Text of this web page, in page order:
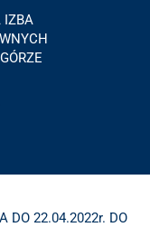
IZBA
DO 22.04.2022r. DO